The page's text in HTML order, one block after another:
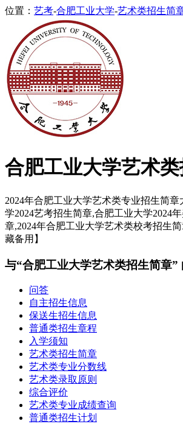
位置： 艺考-合肥工业大学-艺术类招生简
合肥工业大学艺术
2024年合肥工业大学艺术类专业招生简
学2024艺考招生简章,合肥工业大学2024
章,2024年合肥工业大学艺术类校考招生
藏备用】
与“合肥工业大学艺术类招生简章”
问答
自主招生信息
保送生招生信息
普通类招生章程
入学须知
艺术类招生简章
艺术类专业分数线
艺术类录取原则
综合评价
艺术类专业成绩查询
普通类招生计划